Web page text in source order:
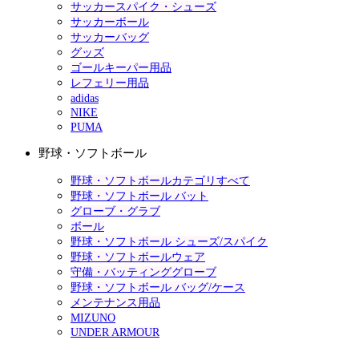
サッカースパイク・シューズ
サッカーボール
サッカーバッグ
グッズ
ゴールキーパー用品
レフェリー用品
adidas
NIKE
PUMA
野球・ソフトボール
野球・ソフトボールカテゴリすべて
野球・ソフトボール バット
グローブ・グラブ
ボール
野球・ソフトボール シューズ/スパイク
野球・ソフトボールウェア
守備・バッティンググローブ
野球・ソフトボール バッグ/ケース
メンテナンス用品
MIZUNO
UNDER ARMOUR